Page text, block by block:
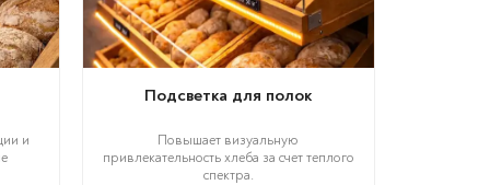
и
Подсветка для полок
Повышает визуальную
привлекательность хлеба за счет теплого
спектра.